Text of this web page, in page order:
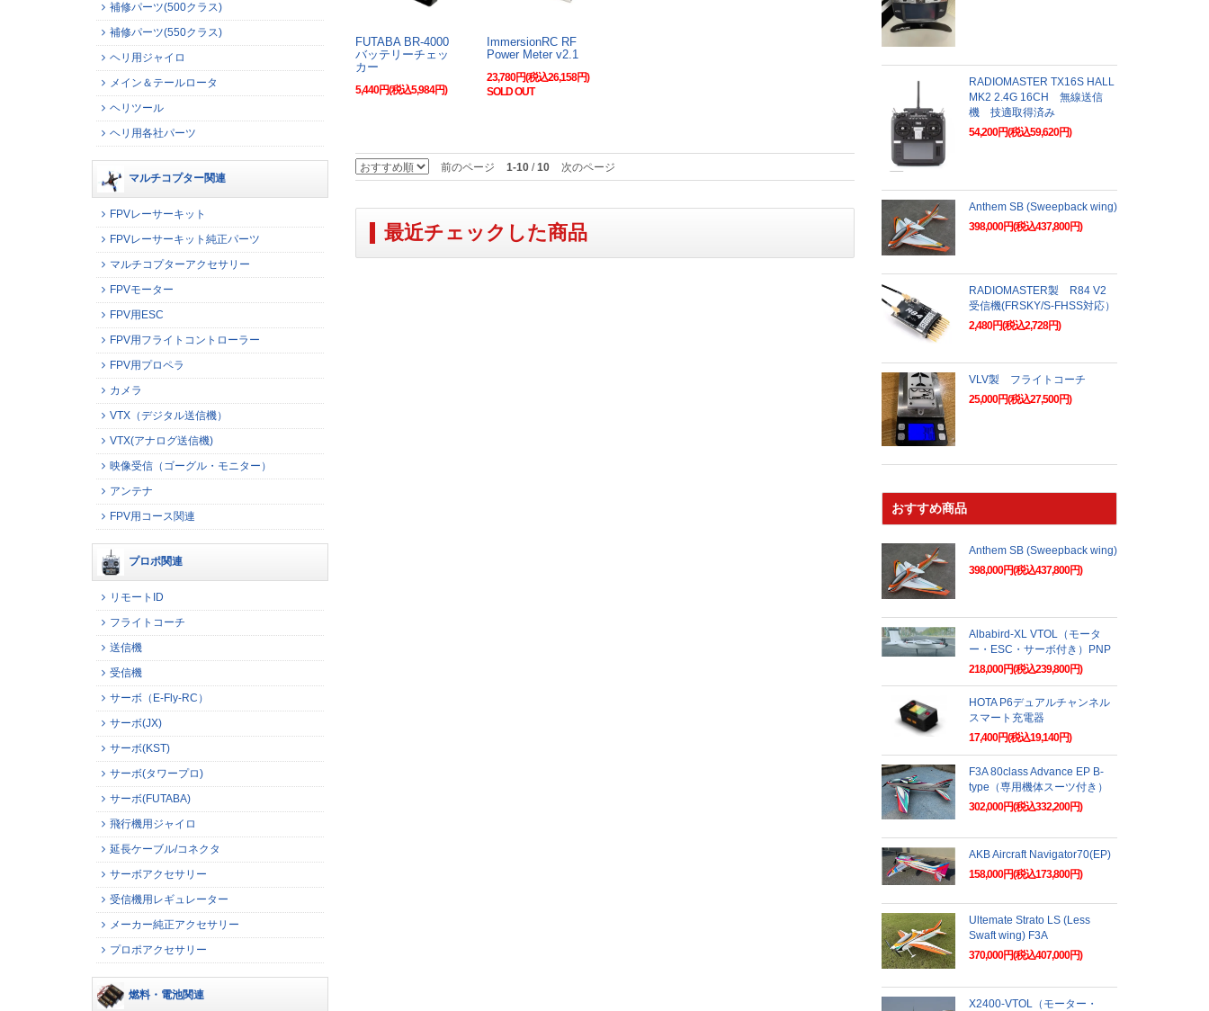
FUTABA BR-4000
バッテリーチェッ
カー
5,440円(税込5,984円)
ImmersionRC RF
Power Meter v2.1
23,780円(税込26,158円)
SOLD OUT
前のページ 1-10 /10 次のページ
最近チェックした商品
補修パーツ(500クラス)
補修パーツ(550クラス)
ヘリ用ジャイロ
メイン＆テールロータ
ヘリツール
ヘリ用各社パーツ
マルチコプター関連
FPVレーサーキット
FPVレーサーキット純正パーツ
マルチコプターアクセサリー
FPVモーター
FPV用ESC
FPV用フライトコントローラー
FPV用プロペラ
カメラ
VTX（デジタル送信機）
VTX(アナログ送信機)
映像受信（ゴーグル・モニター）
アンテナ
FPV用コース関連
プロポ関連
リモートID
フライトコーチ
送信機
受信機
サーボ（E-Fly-RC）
サーボ(JX)
サーボ(KST)
サーボ(タワープロ)
サーボ(FUTABA)
飛行機用ジャイロ
延長ケーブル/コネクタ
サーボアクセサリー
受信機用レギュレーター
メーカー純正アクセサリー
プロポアクセサリー
燃料・電池関連
RADIOMASTER TX16S HALL
MK2 2.4G 16CH 無線送信
機 技適取得済み
54,200円(税込59,620円)
Anthem SB (Sweepback wing)
398,000円(税込437,800円)
RADIOMASTER製 R84 V2
受信機(FRSKY/S-FHSS対応）
2,480円(税込2,728円)
VLV製 フライトコーチ
25,000円(税込27,500円)
おすすめ商品
Anthem SB (Sweepback wing)
398,000円(税込437,800円)
Albabird-XL VTOL（モータ
ー・ESC・サーボ付き）PNP
218,000円(税込239,800円)
HOTA P6デュアルチャンネル
スマート充電器
17,400円(税込19,140円)
F3A 80class Advance EP B-
type（専用機体スーツ付き）
302,000円(税込332,200円)
AKB Aircraft Navigator70(EP)
158,000円(税込173,800円)
Ultemate Strato LS (Less
Swaft wing) F3A
370,000円(税込407,000円)
X2400-VTOL（モーター・